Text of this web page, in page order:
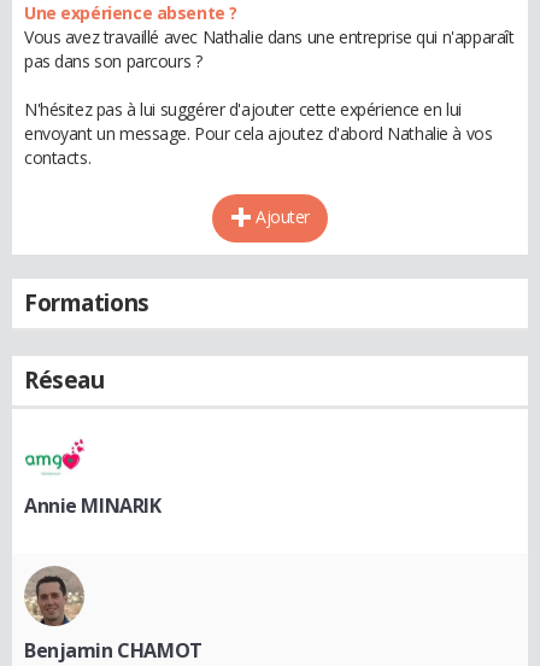
Une expérience absente ?
Vous avez travaillé avec Nathalie dans une entreprise qui n'apparaît
pas dans son parcours ?
N'hésitez pas à lui suggérer d'ajouter cette expérience en lui
envoyant un message. Pour cela ajoutez d'abord Nathalie à vos
contacts.
Ajouter
Formations
Réseau
Annie MINARIK
Benjamin CHAMOT